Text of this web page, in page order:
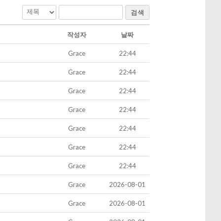
검색
작성자 날짜
Grace 22:44
Grace 22:44
Grace 22:44
Grace 22:44
Grace 22:44
Grace 22:44
Grace 22:44
Grace 2026-08-01
Grace 2026-08-01